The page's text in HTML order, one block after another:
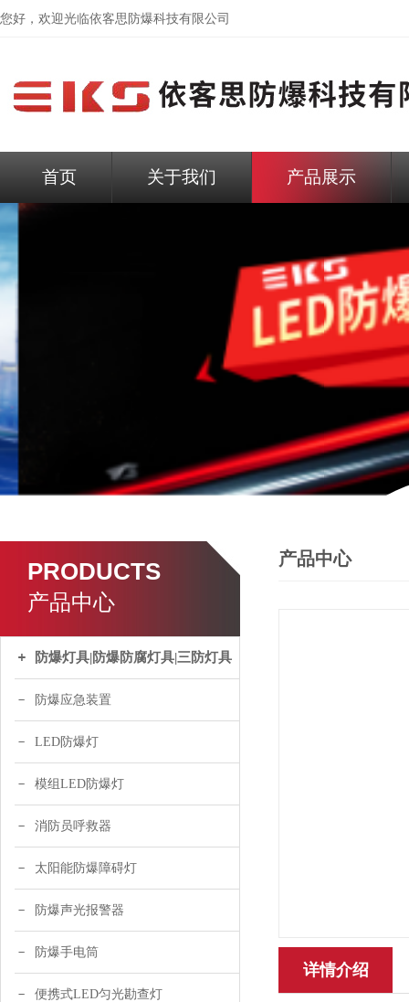
您好，欢迎光临依客思防爆科技有限公司
首页 关于我们 产品展示
PRODUCTS
产品中心
防爆灯具|防爆防腐灯具|三防灯具
防爆应急装置
LED防爆灯
模组LED防爆灯
消防员呼救器
太阳能防爆障碍灯
防爆声光报警器
防爆手电筒
便携式LED匀光勘查灯
产品中心
详情介绍